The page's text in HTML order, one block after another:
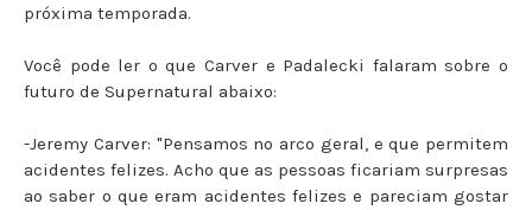
próxima temporada.
Você pode ler o que Carver e Padalecki falaram sobre o
futuro de Supernatural abaixo:
-Jeremy Carver: "Pensamos no arco geral, e que permitem
acidentes felizes. Acho que as pessoas ficariam surpresas
ao saber o que eram acidentes felizes e pareciam gostar